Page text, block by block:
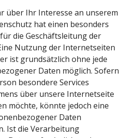
über Ihr Interesse an unserem
hat einen besonders
die Geschäftsleitung der
Nutzung der Internetseiten
ist grundsätzlich ohne jede
Daten möglich. Sofern
besondere Services
über unsere Internetseite
möchte, könnte jedoch eine
Daten
Ist die Verarbeitung